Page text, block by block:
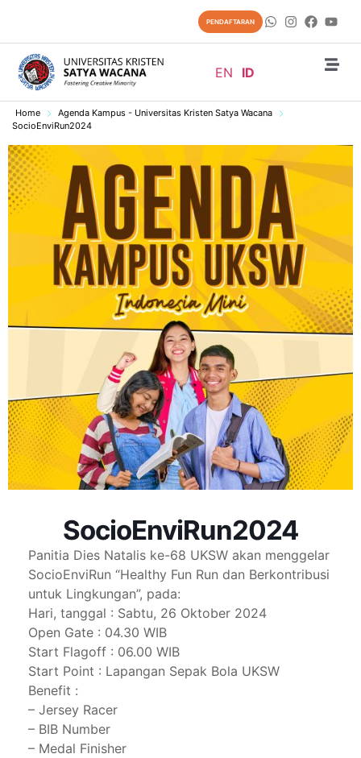
PENDAFTARAN
EN ID
Home
Agenda Kampus - Universitas Kristen Satya Wacana
SocioEnviRun2024
SocioEnviRun2024
Panitia Dies Natalis ke-68 UKSW akan menggelar
SocioEnviRun “Healthy Fun Run dan Berkontribusi
untuk Lingkungan”, pada:
Hari, tanggal : Sabtu, 26 Oktober 2024
Open Gate : 04.30 WIB
Start Flagoff : 06.00 WIB
Start Point : Lapangan Sepak Bola UKSW
Benefit :
– Jersey Racer
– BIB Number
– Medal Finisher